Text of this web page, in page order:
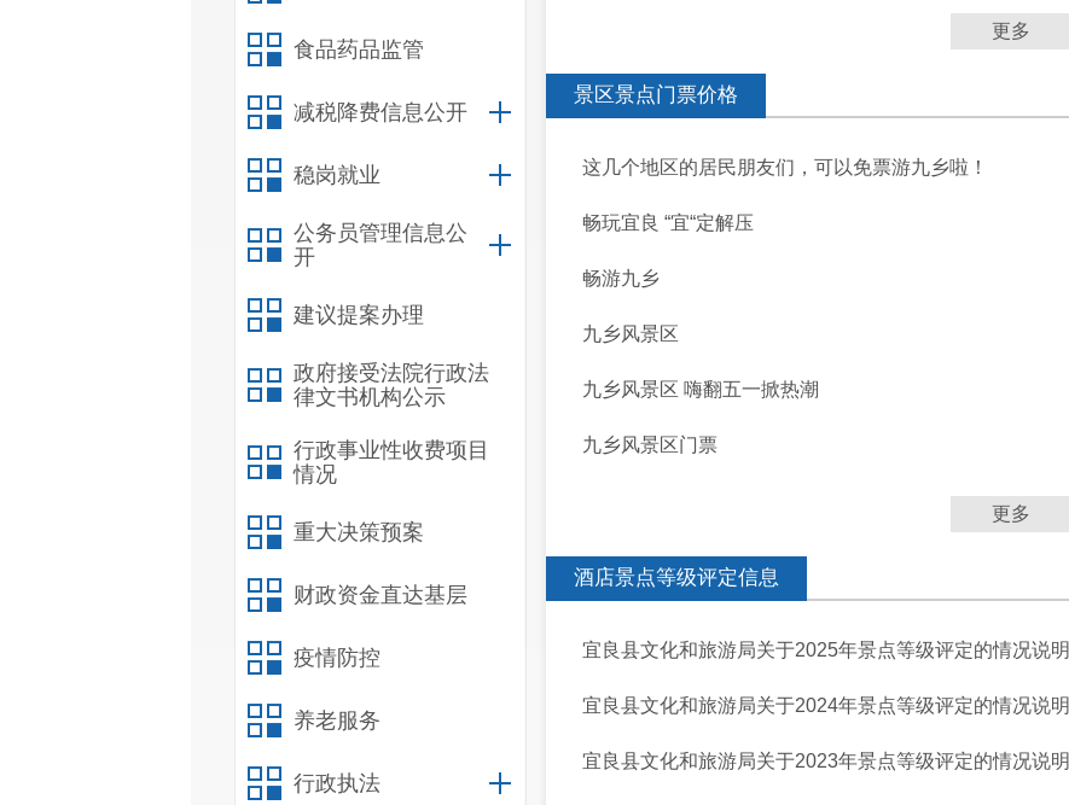
食品药品监管
减税降费信息公开
稳岗就业
公务员管理信息公
开
建议提案办理
政府接受法院行政法
律文书机构公示
行政事业性收费项目
情况
重大决策预案
财政资金直达基层
疫情防控
养老服务
行政执法
更多
景区景点门票价格
这几个地区的居民朋友们，可以免票游九乡啦！
畅玩宜良 “宜“定解压
畅游九乡
九乡风景区
九乡风景区 嗨翻五一掀热潮
九乡风景区门票
更多
酒店景点等级评定信息
宜良县文化和旅游局关于2025年景点等级评定的情况说明
宜良县文化和旅游局关于2024年景点等级评定的情况说明
宜良县文化和旅游局关于2023年景点等级评定的情况说明